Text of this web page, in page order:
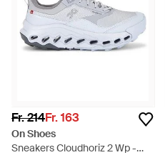
Fr. 214Fr. 163
On Shoes
Sneakers Cloudhoriz 2 Wp -